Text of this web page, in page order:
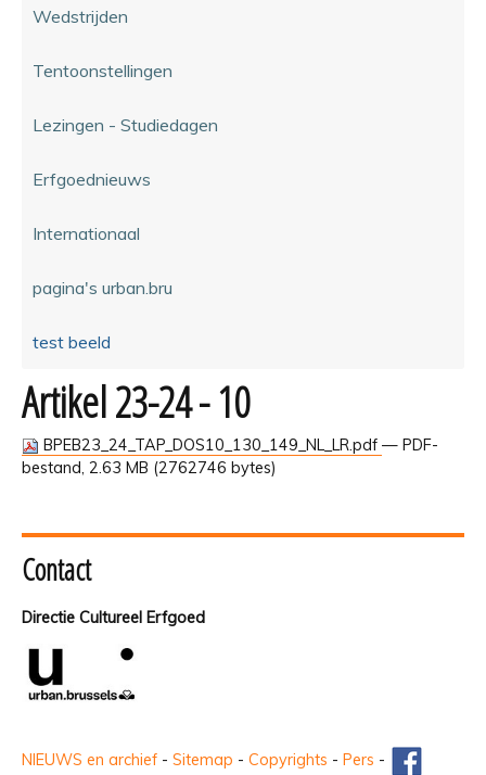
Wedstrijden
Tentoonstellingen
Lezingen - Studiedagen
Erfgoednieuws
Internationaal
pagina's urban.bru
test beeld
Artikel 23-24 - 10
BPEB23_24_TAP_DOS10_130_149_NL_LR.pdf — PDF-
bestand, 2.63 MB (2762746 bytes)
Contact
Directie Cultureel Erfgoed
NIEUWS en archief - Sitemap - Copyrights - Pers -